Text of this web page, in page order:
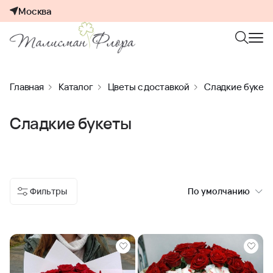
Москва
Главная Каталог Цветы с доставкой Сладкие
Сладкие букеты
Фильтры По умолчанию